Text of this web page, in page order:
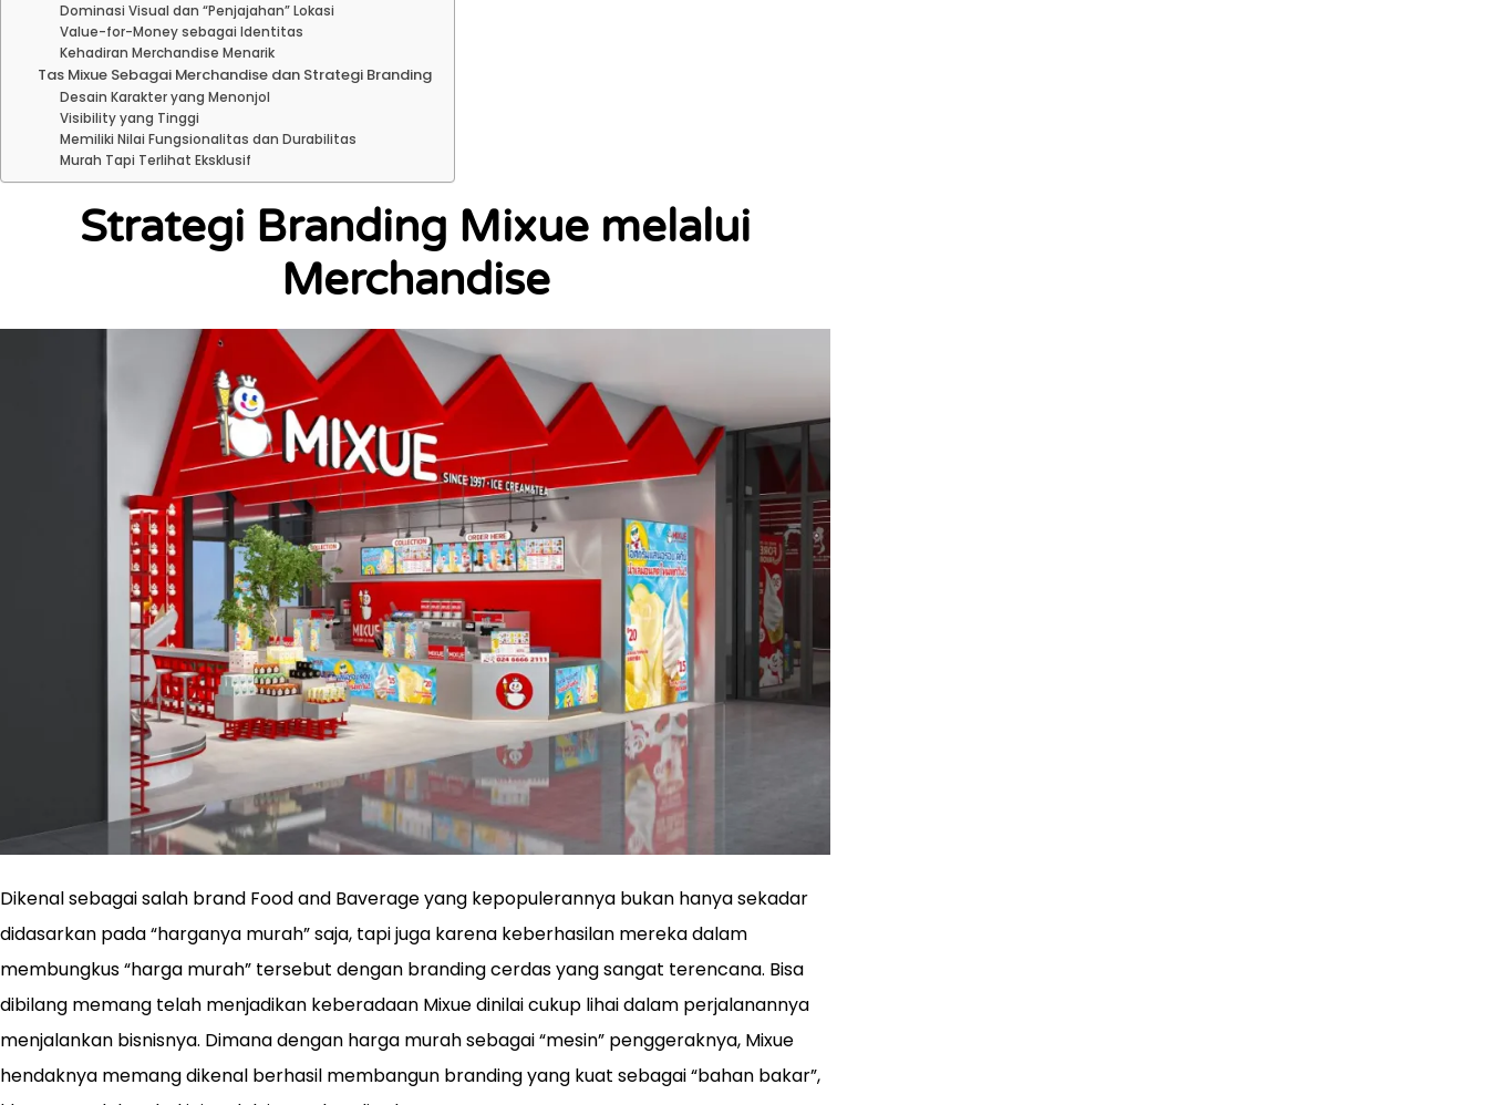
Dominasi Visual dan “Penjajahan” Lokasi
Value-for-Money sebagai Identitas
Kehadiran Merchandise Menarik
Tas Mixue Sebagai Merchandise dan Strategi Branding
Desain Karakter yang Menonjol
Visibility yang Tinggi
Memiliki Nilai Fungsionalitas dan Durabilitas
Murah Tapi Terlihat Eksklusif
Strategi Branding Mixue melalui
Merchandise
Dikenal sebagai salah brand Food and Baverage yang kepopulerannya bukan hanya sekadar
didasarkan pada “harganya murah” saja, tapi juga karena keberhasilan mereka dalam
membungkus “harga murah” tersebut dengan branding cerdas yang sangat terencana. Bisa
dibilang memang telah menjadikan keberadaan Mixue dinilai cukup lihai dalam perjalanannya
menjalankan bisnisnya. Dimana dengan harga murah sebagai “mesin” penggeraknya, Mixue
hendaknya memang dikenal berhasil membangun branding yang kuat sebagai “bahan bakar”,